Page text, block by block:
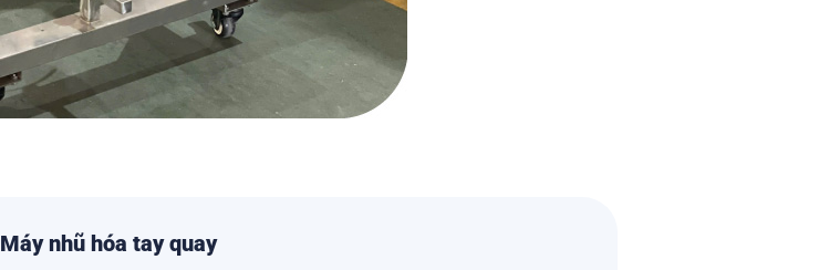
Máy nhũ hóa tay quay